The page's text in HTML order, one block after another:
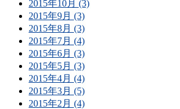
2015年10月 (3)
2015年9月 (3)
2015年8月 (3)
2015年7月 (4)
2015年6月 (3)
2015年5月 (3)
2015年4月 (4)
2015年3月 (5)
2015年2月 (4)